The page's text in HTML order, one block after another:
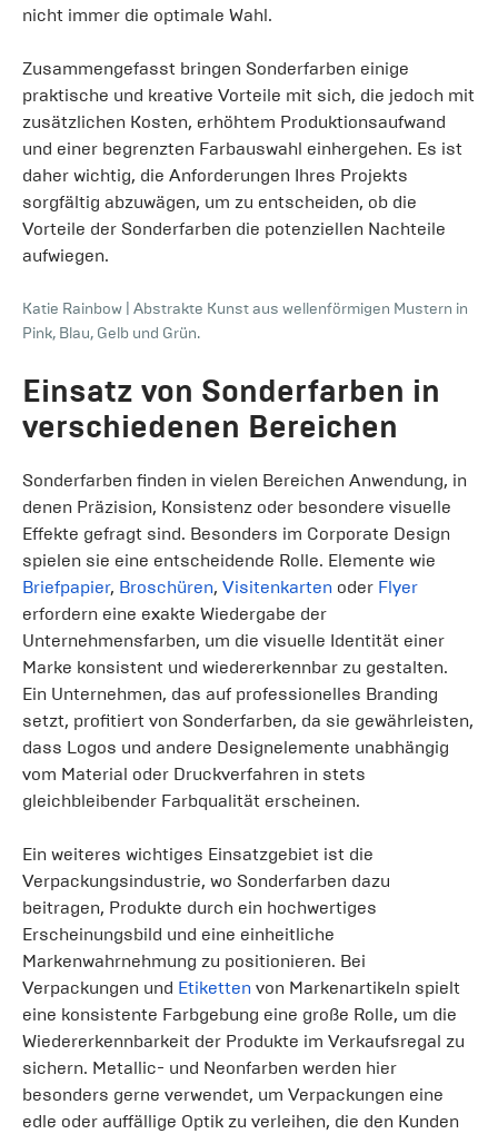
nicht immer die optimale Wahl.
Zusammengefasst bringen Sonderfarben einige
praktische und kreative Vorteile mit sich, die jedoch mit
zusätzlichen Kosten, erhöhtem Produktionsaufwand
und einer begrenzten Farbauswahl einhergehen. Es ist
daher wichtig, die Anforderungen Ihres Projekts
sorgfältig abzuwägen, um zu entscheiden, ob die
Vorteile der Sonderfarben die potenziellen Nachteile
aufwiegen.
Katie Rainbow Abstrakte Kunst aus wellenförmigen Mustern in
Pink, Blau, Gelb und Grün.
Einsatz von Sonderfarben in
verschiedenen Bereichen
Sonderfarben finden in vielen Bereichen Anwendung, in
denen Präzision, Konsistenz oder besondere visuelle
Effekte gefragt sind. Besonders im Corporate Design
spielen sie eine entscheidende Rolle. Elemente wie
Briefpapier, Broschüren, Visitenkarten oder Flyer
erfordern eine exakte Wiedergabe der
Unternehmensfarben, um die visuelle Identität einer
Marke konsistent und wiedererkennbar zu gestalten.
Ein Unternehmen, das auf professionelles Branding
setzt, profitiert von Sonderfarben, da sie gewährleisten,
dass Logos und andere Designelemente unabhängig
vom Material oder Druckverfahren in stets
gleichbleibender Farbqualität erscheinen.
Ein weiteres wichtiges Einsatzgebiet ist die
Verpackungsindustrie, wo Sonderfarben dazu
beitragen, Produkte durch ein hochwertiges
Erscheinungsbild und eine einheitliche
Markenwahrnehmung zu positionieren. Bei
Verpackungen und Etiketten von Markenartikeln spielt
eine konsistente Farbgebung eine große Rolle, um die
Wiedererkennbarkeit der Produkte im Verkaufsregal zu
sichern. Metallic- und Neonfarben werden hier
besonders gerne verwendet, um Verpackungen eine
edle oder auffällige Optik zu verleihen, die den Kunden